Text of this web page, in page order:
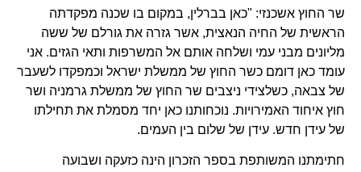
שר החוץ אשכנזי: "כאן בברלין, במקום בו שכנה מפקדתה
הראשית של החיה הנאצית, אשר גזרה את גורלם של ששה
מליונים מבני עמי ושלחה אותם אל המשרפות ותאי הגזים. אני
עומד כאן דומם כשר החוץ של ממשלת ישראל וכמפקדו לשעבר
של צבאה, כשלצידי ניצבים שר החוץ של ממשלת גרמניה ושר
חוץ איחוד האמירויות. נוכחותנו כאן יחד מסמלת את תחילתו
של עידן חדש. עידן של שלום בין העמים.
חתימתנו המשותפת בספר הזכרון הינה כזעקה ושבועה